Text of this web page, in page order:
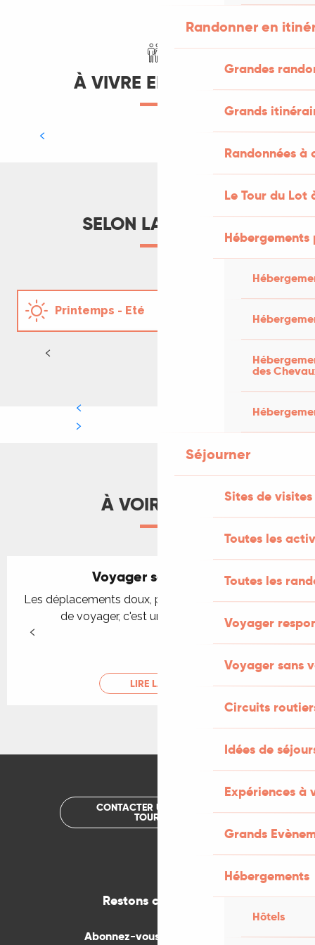
Randonner en
Grandes
Grands
Randonnées
Le Tour du Lot
des
Séjourner
Sites de visites
Toutes les
Toutes les
Voyager
Voyager sans
Circuits
Idées de
Expériences à
Grands
Hébergements
Hôtels
À VIVRE EN FAMILLE
Mon moment soigneur d’un jour au
parc animalier de Gramat
SELON LA SAISON
Printemps - Eté
Ma randonnée sur la Via Causs’Mos
À VOIR AUSSI
Voyager sans voiture
Les déplacements doux, plus qu'une façon différente
de voyager, c'est un "vrai " état d'esprit !
LIRE LA SUITE
CONTACTER UN OFFICE DE
TOURISME
Restons connectés
Abonnez-vous gratuitement